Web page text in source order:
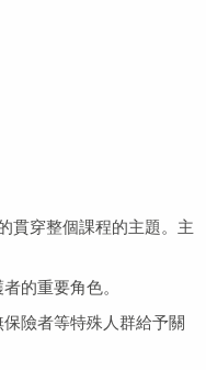
貫穿整個課程的主題。主
的重要角色。
險者等特殊人群給予關